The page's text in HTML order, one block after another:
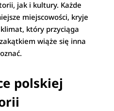
jak i kultury. Każde
miejscowości, kryje
który przyciąga
wiąże się inna
polskiej